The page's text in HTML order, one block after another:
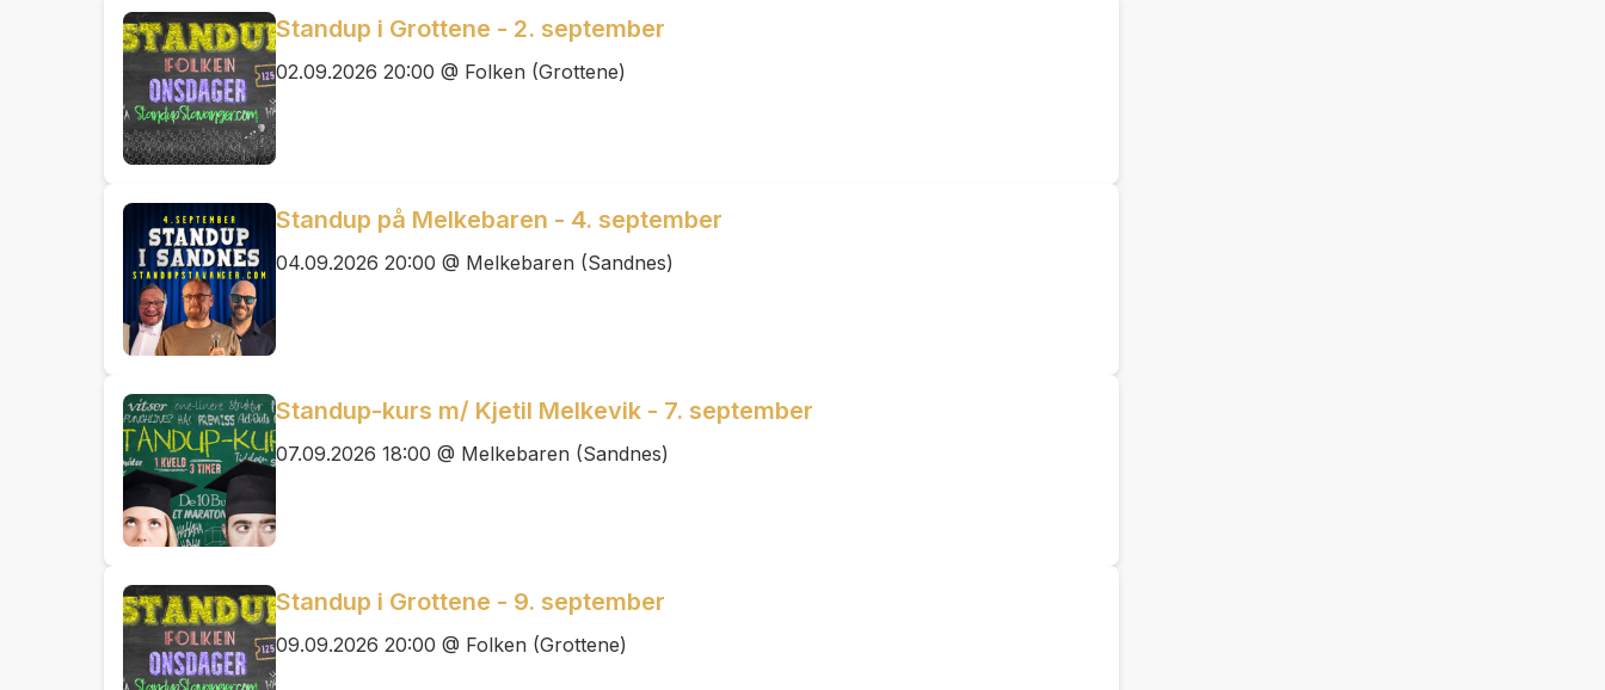
Standup i Grottene - 2. september
02.09.2026 20:00 @ Folken (Grottene)
Standup på Melkebaren - 4. september
04.09.2026 20:00 @ Melkebaren (Sandnes)
Standup-kurs m/ Kjetil Melkevik - 7. september
07.09.2026 18:00 @ Melkebaren (Sandnes)
Standup i Grottene - 9. september
09.09.2026 20:00 @ Folken (Grottene)